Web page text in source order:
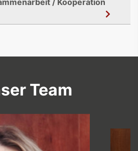
/ Kooperation
Team